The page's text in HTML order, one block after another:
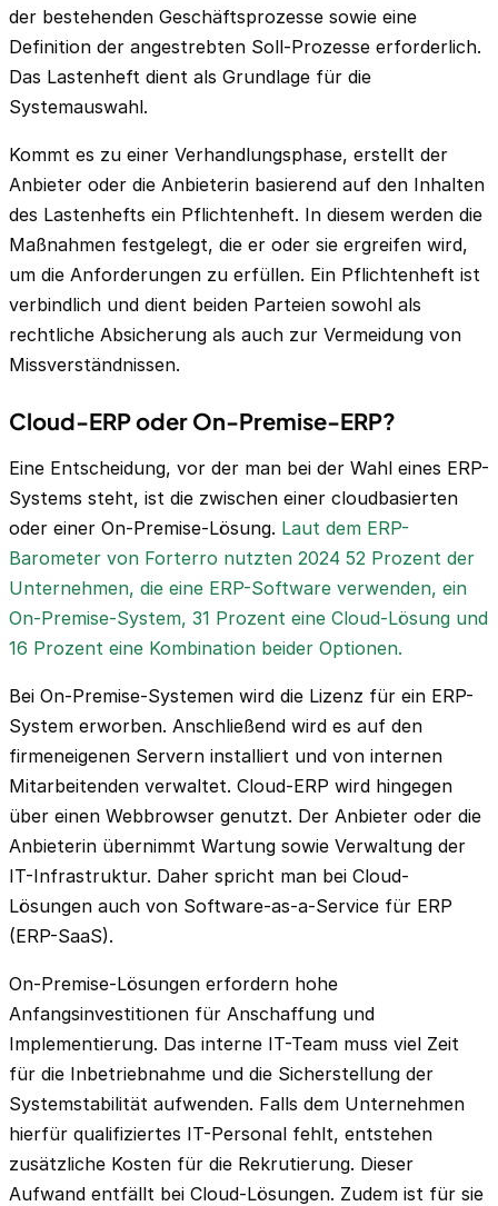
der bestehenden Geschäftsprozesse sowie eine
Definition der angestrebten Soll-Prozesse erforderlich.
Das Lastenheft dient als Grundlage für die
Systemauswahl.
Kommt es zu einer Verhandlungsphase, erstellt der
Anbieter oder die Anbieterin basierend auf den Inhalten
des Lastenhefts ein Pflichtenheft. In diesem werden die
Maßnahmen festgelegt, die er oder sie ergreifen wird,
um die Anforderungen zu erfüllen. Ein Pflichtenheft ist
verbindlich und dient beiden Parteien sowohl als
rechtliche Absicherung als auch zur Vermeidung von
Missverständnissen.
Cloud-ERP oder On-Premise-ERP?
Eine Entscheidung, vor der man bei der Wahl eines ERP-
Systems steht, ist die zwischen einer cloudbasierten
oder einer On-Premise-Lösung. Laut dem ERP-
Barometer von Forterro nutzten 2024 52 Prozent der
Unternehmen, die eine ERP-Software verwenden, ein
On-Premise-System, 31 Prozent eine Cloud-Lösung und
16 Prozent eine Kombination beider Optionen.
Bei On-Premise-Systemen wird die Lizenz für ein ERP-
System erworben. Anschließend wird es auf den
firmeneigenen Servern installiert und von internen
Mitarbeitenden verwaltet. Cloud-ERP wird hingegen
über einen Webbrowser genutzt. Der Anbieter oder die
Anbieterin übernimmt Wartung sowie Verwaltung der
IT-Infrastruktur. Daher spricht man bei Cloud-
Lösungen auch von Software-as-a-Service für ERP
(ERP-SaaS).
On-Premise-Lösungen erfordern hohe
Anfangsinvestitionen für Anschaffung und
Implementierung. Das interne IT-Team muss viel Zeit
für die Inbetriebnahme und die Sicherstellung der
Systemstabilität aufwenden. Falls dem Unternehmen
hierfür qualifiziertes IT-Personal fehlt, entstehen
zusätzliche Kosten für die Rekrutierung. Dieser
Aufwand entfällt bei Cloud-Lösungen. Zudem ist für sie